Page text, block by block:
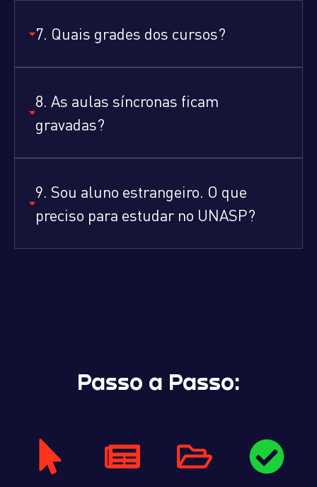
7. Quais grades dos cursos?
8. As aulas síncronas ficam
gravadas?
9. Sou aluno estrangeiro. O que
preciso para estudar no UNASP?
Passo a Passo: